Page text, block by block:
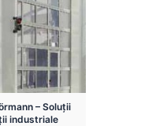
– Soluții
industriale